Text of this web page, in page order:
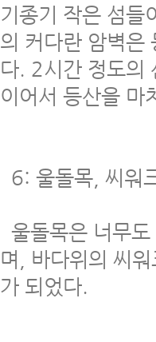
기종기 작은 섬들
의 커다란 암벽은
다. 2시간 정도의
이어서 등산을 마
6: 울돌목, 씨워
울돌목은 너무
며, 바다위의 씨
가 되었다.